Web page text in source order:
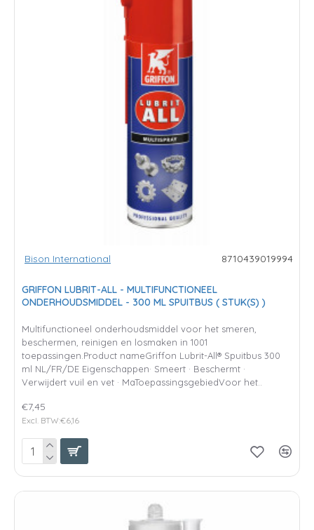
Bison International 8710439019994
GRIFFON LUBRIT-ALL - MULTIFUNCTIONEEL
ONDERHOUDSMIDDEL - 300 ML SPUITBUS ( STUK(S) )
Multifunctioneel onderhoudsmiddel voor het smeren,
beschermen, reinigen en losmaken in 1001
toepassingen.Product nameGriffon Lubrit-All® Spuitbus 300
ml NL/FR/DE Eigenschappen· Smeert · Beschermt ·
Verwijdert vuil en vet · MaToepassingsgebiedVoor het..
€7,45
Excl. BTW:€6,16